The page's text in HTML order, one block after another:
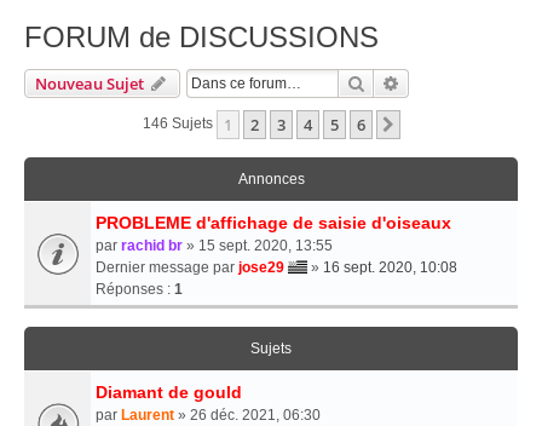
FORUM de DISCUSSIONS
Nouveau Sujet Rechercher
146 Sujets 1 2 3 4 5 6
Annonces
PROBLEME d'affichage de saisie d'oiseaux
par rachid br » 15 sept. 2020, 13:55
Dernier message par jose29 » 16 sept. 2020, 10:08
Réponses : 1
Sujets
Diamant de gould
par Laurent » 26 déc. 2021, 06:30